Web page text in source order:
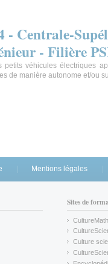
Centrale-
- Filière
petits véhicules électriques
de manière autonome et/ou
Mentions légales
Sites de
CultureMath
(link is
(link is
Culture
(link is